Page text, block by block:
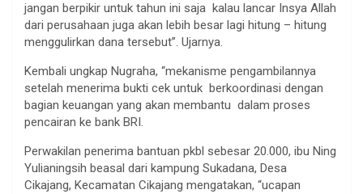
jangan berpikir untuk tahun ini saja kalau lancar Insya Allah
dari perusahaan juga akan lebih besar lagi hitung – hitung
menggulirkan dana tersebut”. Ujarnya.
Kembali ungkap Nugraha, “mekanisme pengambilannya
setelah menerima bukti cek untuk berkoordinasi dengan
bagian keuangan yang akan membantu dalam proses
pencairan ke bank BRI.
Perwakilan penerima bantuan pkbl sebesar 20.000, ibu Ning
Yulianingsih beasal dari kampung Sukadana, Desa
Cikajang, Kecamatan Cikajang mengatakan, “ucapan